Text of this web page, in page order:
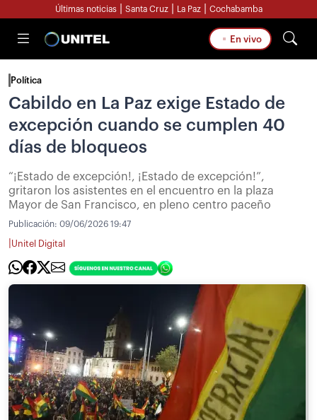
Últimas noticias Santa Cruz La Paz Cochabamba
En vivo
Política
Cabildo en La Paz exige Estado de
excepción cuando se cumplen 40
días de bloqueos
“¡Estado de excepción!, ¡Estado de excepción!”,
gritaron los asistentes en el encuentro en la plaza
Mayor de San Francisco, en pleno centro paceño
Publicación: 09/06/2026 19:47
Unitel Digital